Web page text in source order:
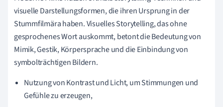
visuelle Darstellungsformen, die ihren Ursprung in der
Stummfilmära haben. Visuelles Storytelling, das ohne
gesprochenes Wort auskommt, betont die Bedeutung von
Mimik, Gestik, Körpersprache und die Einbindung von
symbolträchtigen Bildern.
Nutzung von Kontrast und Licht, um Stimmungen und
Gefühle zu erzeugen,